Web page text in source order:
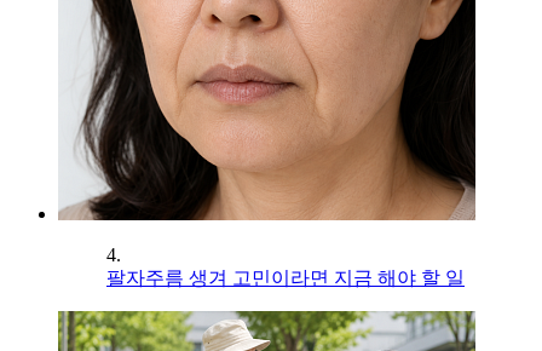
4.
팔자주름 생겨 고민이라면 지금 해야 할 일